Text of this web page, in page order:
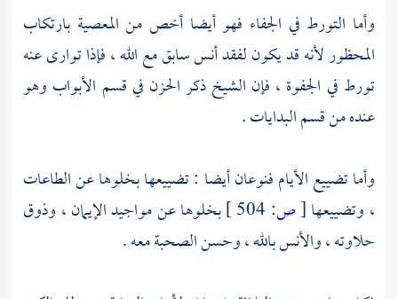
وأما التورط في الجفاء فهو أيضا أخص من المعصية بارتكاب
المحظور لأنه قد يكون لفقد أنس سابق مع الله ، فإذا توارى عنه
تورط في الجفوة ، فإن الشيخ ذكر الحزن في قسم الأبواب وهو
عنده من قسم البدايات .
وأما تضييع الأيام فنوعان أيضا : تضييعها بخلوها عن الطاعات
، وتضييعها[ص:
بخلوها عن مواجيد الإيمان ، وذوق
حلاوته ، والأنس بالله ، وحسن الصحبة معه .